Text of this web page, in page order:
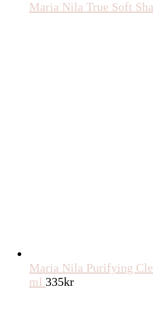
Maria Nila True Soft
Maria Nila Purifying
ml 335kr